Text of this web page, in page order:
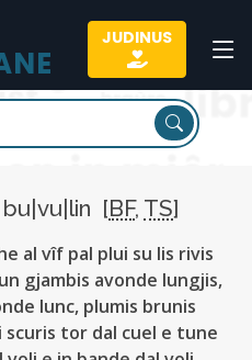
JUDINUS
[BF, TS]
al vîf pal plui su lis rivis
gjambis avonde lungjis,
lunc, plumis brunis
scuris tor dal cuel e tune